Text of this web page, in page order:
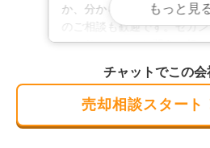
駅までの送迎サービスもござい
申し付けください。ご来店がむ
お気軽にご相談ください。
か、分からないことを聞い
のご相談も歓迎です。セカ
ったり、ちょっと聞きに行
引を心がけ、お客様に寄り
お約束します。
もっと見
チャットでこの会
売却相談スタート